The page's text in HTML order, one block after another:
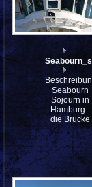
Seabourn
Sojourn in
Hamburg -
die Brücke